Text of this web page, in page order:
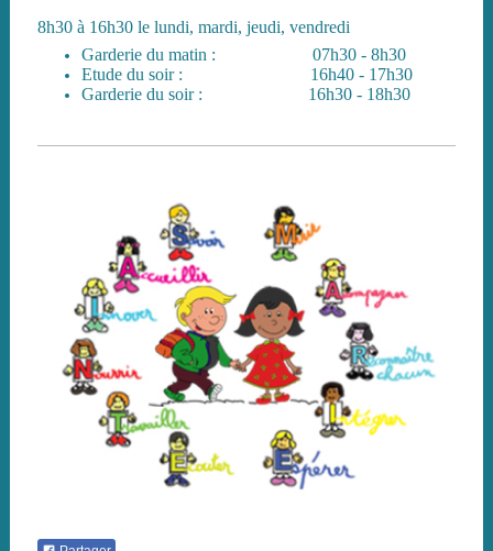
8h30 à 16h30 le lundi, mardi, jeudi, vendredi
Garderie du matin : 07h30 - 8h30
Etude du soir : 16h40 - 17h30
Garderie du soir : 16h30 - 18h30